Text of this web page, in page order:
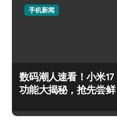
手机新闻
数码潮人速看！小米
功能大揭秘，抢先尝鲜